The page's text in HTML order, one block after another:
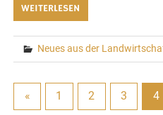
WEITERLESEN
Neues aus der
« 1 2 3 4